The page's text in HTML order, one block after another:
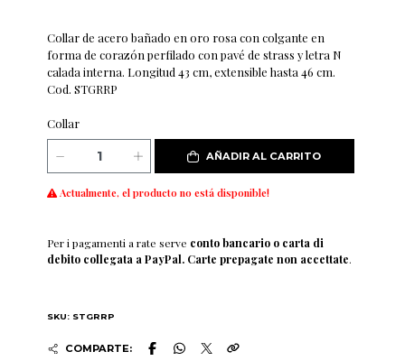
Collar de acero bañado en oro rosa con colgante en
forma de corazón perfilado con pavé de strass y letra N
calada interna. Longitud 43 cm, extensible hasta 46 cm.
Cod. STGRRP
Collar
AÑADIR AL CARRITO
Actualmente, el producto no está disponible!
Per i pagamenti a rate serve conto bancario o carta di
debito collegata a PayPal. Carte prepagate non accettate.
SKU: STGRRP
COMPARTE: